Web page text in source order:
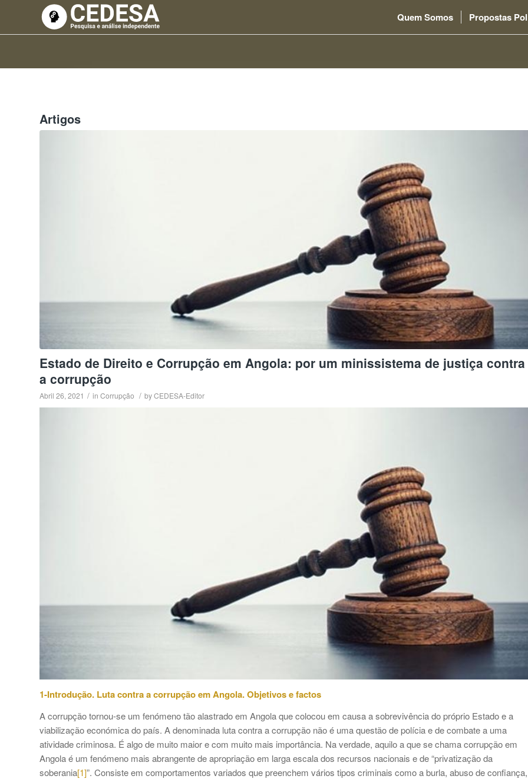
Quem Somos Propostas
Artigos
Estado de Direito e Corrupção em Angola: por um minissistema de justiça contra
a corrupção
Abril 26, 2021 / in Corrupção / byCEDESA-Editor
1-Introdução. Luta contra a corrupção em Angola. Objetivos e factos
A corrupção tornou-se um fenómeno tão alastrado em Angola que colocou em causa a sobrevivência do próprio Estado e a
viabilização económica do país. A denominada luta contra a corrupção não é uma questão de polícia e de combate a uma
atividade criminosa. É algo de muito maior e com muito mais importância. Na verdade, aquilo a que se chama corrupção em
Angola é um fenómeno mais abrangente de apropriação em larga escala dos recursos nacionais e de “privatização da
soberania[1]”. Consiste em comportamentos variados que preenchem vários tipos criminais como a burla, abuso de confiança,